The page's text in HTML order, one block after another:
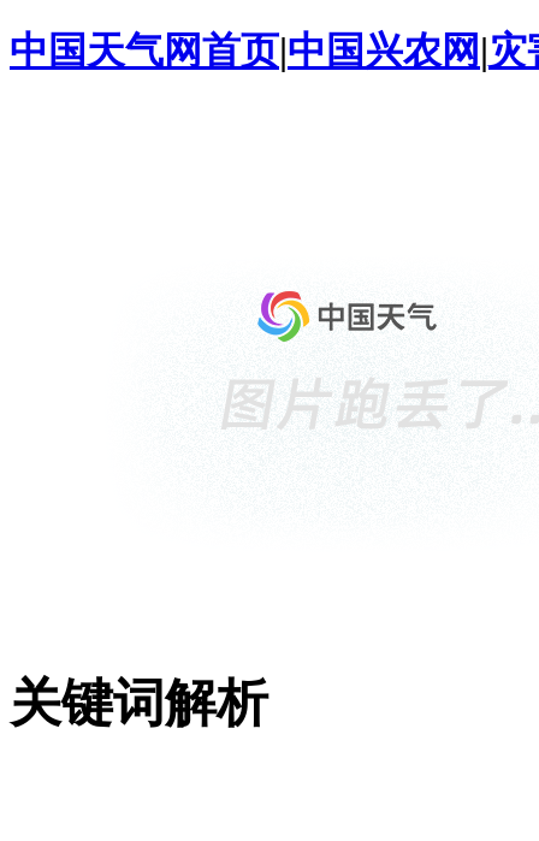
中国天气网首页|中国兴农网|灾
关键词解析